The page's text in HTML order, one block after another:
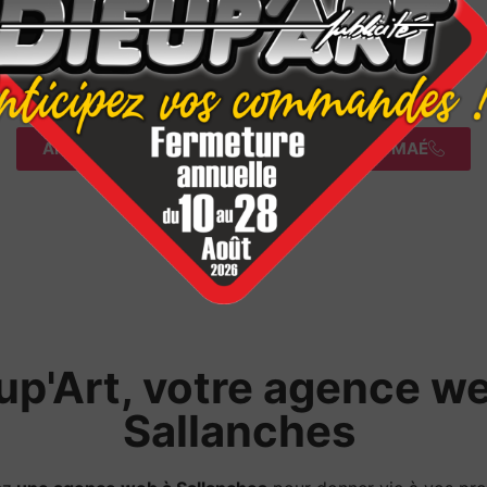
APPELEZ AU 04 50 58 24 40 ET DEMANDEZ MAÉ
votre agence
Sallanches